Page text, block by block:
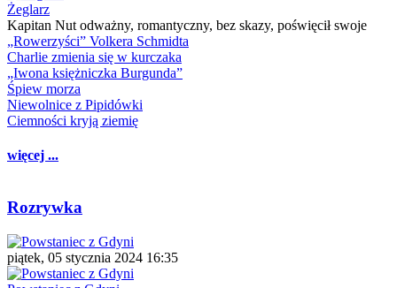
Żeglarz
Kapitan Nut odważny, romantyczny, bez skazy, poświęcił swoje
„Rowerzyści” Volkera Schmidta
Charlie zmienia się w kurczaka
„Iwona księżniczka Burgunda”
Śpiew morza
Niewolnice z Pipidówki
Ciemności kryją ziemię
więcej ...
Rozrywka
piątek, 05 stycznia 2024 16:35